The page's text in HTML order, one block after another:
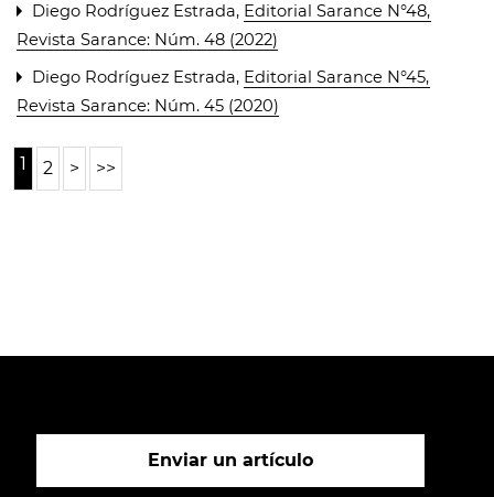
Diego Rodríguez Estrada, Editorial Sarance N°48,
Revista Sarance: Núm. 48 (2022)
Diego Rodríguez Estrada, Editorial Sarance N°45,
Revista Sarance: Núm. 45 (2020)
1 2 > >>
Enviar un artículo